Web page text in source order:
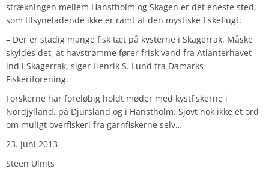
strækningen mellem Hanstholm og Skagen er det eneste sted,
som tilsyneladende ikke er ramt af den mystiske fiskeflugt:
– Der er stadig mange fisk tæt på kysterne i Skagerrak. Måske
skyldes det, at havstrømme fører frisk vand fra Atlanterhavet
ind i Skagerrak, siger Henrik S. Lund fra Damarks
Fiskeriforening.
Forskerne har foreløbig holdt møder med kystfiskerne i
Nordjylland, på Djursland og i Hanstholm. Sjovt nok ikke et ord
om muligt overfiskeri fra garnfiskerne selv…
23. juni 2013
Steen Ulnits